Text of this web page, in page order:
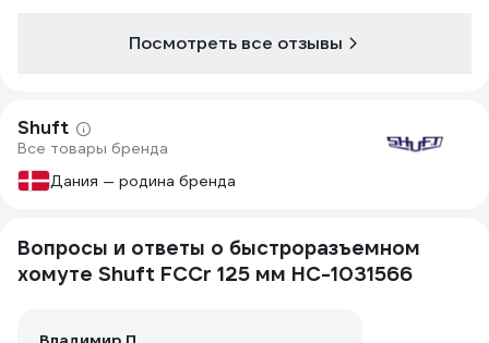
Посмотреть все отзывы
Shuft
Все товары бренда
Дания — родина бренда
Вопросы и ответы о быстроразъемном
хомуте Shuft FCCr 125 мм НС-1031566